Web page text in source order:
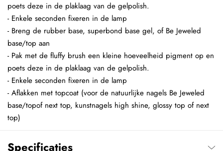
poets deze in de plaklaag van de gelpolish.
- Enkele seconden fixeren in de lamp
- Breng de rubber base, superbond base gel, of Be Jeweled
base/top aan
- Pak met de fluffy brush een kleine hoeveelheid pigment op en
poets deze in de plaklaag van de gelpolish.
- Enkele seconden fixeren in de lamp
- Aflakken met topcoat (voor de natuurlijke nagels Be Jeweled
base/topof next top, kunstnagels high shine, glossy top of next
top)
Specificaties